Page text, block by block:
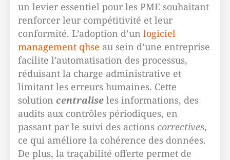
un levier essentiel pour les PME souhaitant
renforcer leur compétitivité et leur
conformité. L’adoption d’un logiciel
management qhse au sein d’une entreprise
facilite l’automatisation des processus,
réduisant la charge administrative et
limitant les erreurs humaines. Cette
solution centralise les informations, des
audits aux contrôles périodiques, en
passant par le suivi des actions correctives,
ce qui améliore la cohérence des données.
De plus, la traçabilité offerte permet de